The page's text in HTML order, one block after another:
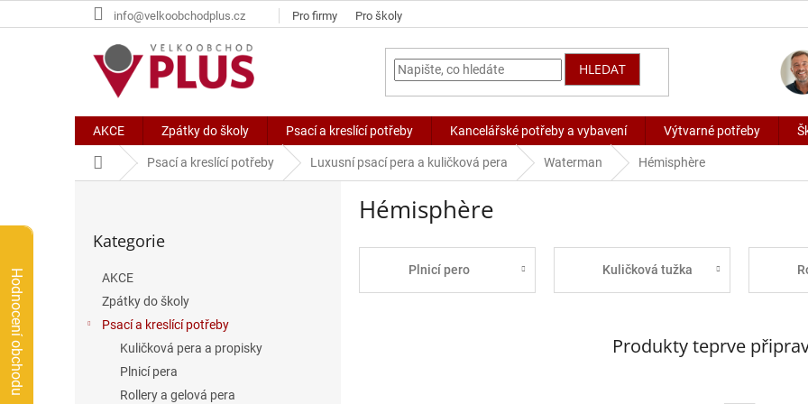
na
info@velkoobchodplus.cz Pro firmy Pro školy
HLEDAT
AKCE Zpátky do školy Psací a kreslící potřeby Kancelářské potřeby a vybavení Výtvarné potřeby
Domů Psací a kreslící potřeby Luxusní psací pera a kuličková pera Waterman Hémisphère
kategorie
Kategorie
AKCE
Zpátky do školy
Psací a kreslící potřeby
Kuličková pera a propisky
Plnicí pera
Rollery a gelová pera
Hémisphère
Plnicí pero Kuličková tužka
Produkty teprve
Hodnocení obchodu